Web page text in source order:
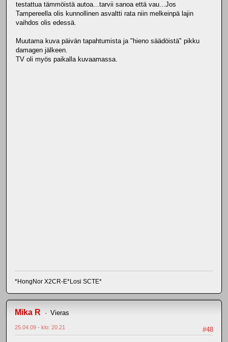
testattua tämmöistä autoa...tarvii sanoa että vau...Jos
Tampereella olis kunnollinen asvaltti rata niin melkeinpä lajin
vaihdos olis edessä.
Muutama kuva päivän tapahtumista ja "hieno säädöistä" pikku
damagen jälkeen.
TV oli myös paikalla kuvaamassa.
*HongNor X2CR-E*Losi SCTE*
Mika R Vieras
#48
25.04.09 - klo: 20.21